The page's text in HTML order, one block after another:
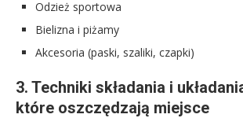
Odzież sportowa
Bielizna i piżamy
Akcesoria (paski, szaliki, czapki)
3. Techniki składania i
które oszczędzają miejsce